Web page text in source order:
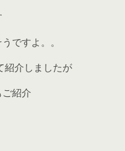
ですよ。。
紹介しましたが
紹介